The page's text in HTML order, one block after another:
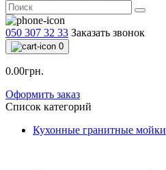
050 307 32 33 Заказать звонок
0
0.00грн.
Оформить заказ
Список категорий
Кухонные гранитные мойки